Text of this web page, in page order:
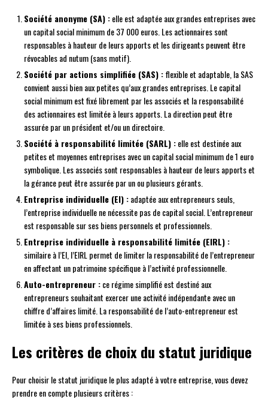
Société anonyme (SA) :elle est adaptée aux grandes entreprises avec
un capital social minimum de 37 000 euros. Les actionnaires sont
responsables à hauteur de leurs apports et les dirigeants peuvent être
révocables ad nutum (sans motif).
Société par actions simplifiée (SAS) :flexible et adaptable, la SAS
convient aussi bien aux petites qu’aux grandes entreprises. Le capital
social minimum est fixé librement par les associés et la responsabilité
des actionnaires est limitée à leurs apports. La direction peut être
assurée par un président et/ou un directoire.
Société à responsabilité limitée (SARL) :elle est destinée aux
petites et moyennes entreprises avec un capital social minimum de 1 euro
symbolique. Les associés sont responsables à hauteur de leurs apports et
la gérance peut être assurée par un ou plusieurs gérants.
Entreprise individuelle (EI) :adaptée aux entrepreneurs seuls,
l’entreprise individuelle ne nécessite pas de capital social. L’entrepreneur
est responsable sur ses biens personnels et professionnels.
Entreprise individuelle à responsabilité limitée (EIRL) :
similaire à l’EI, l’EIRL permet de limiter la responsabilité de l’entrepreneur
en affectant un patrimoine spécifique à l’activité professionnelle.
Auto-entrepreneur :ce régime simplifié est destiné aux
entrepreneurs souhaitant exercer une activité indépendante avec un
chiffre d’affaires limité. La responsabilité de l’auto-entrepreneur est
limitée à ses biens professionnels.
Les critères de choix du statut juridique
Pour choisir le statut juridique le plus adapté à votre entreprise, vous devez
prendre en compte plusieurs critères :